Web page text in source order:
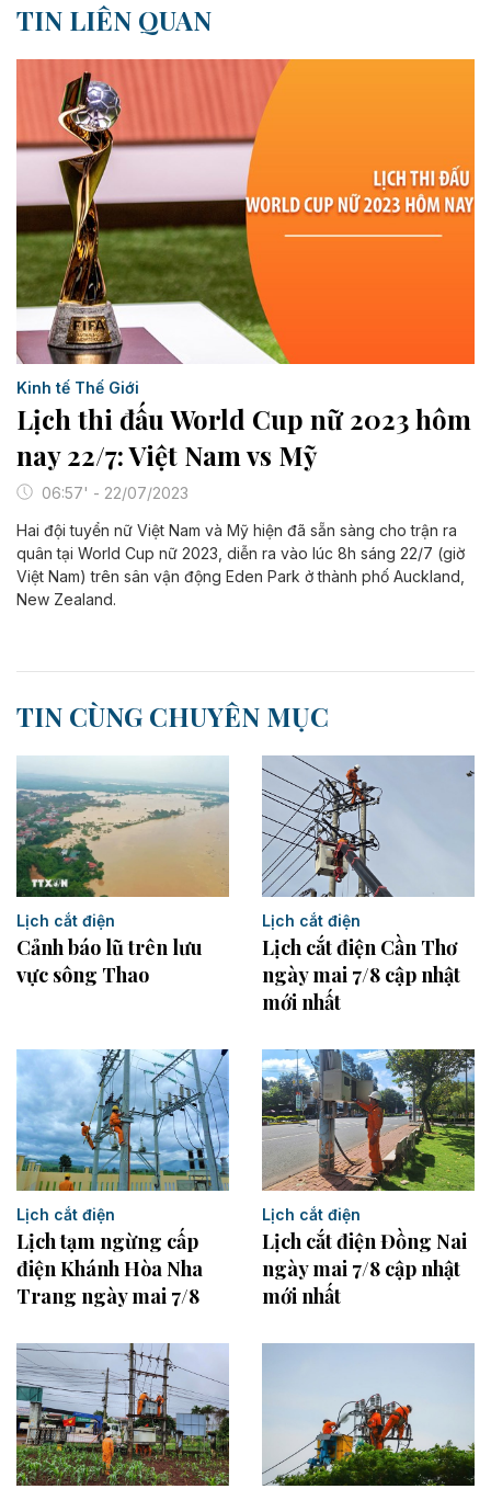
TIN LIÊN QUAN
Kinh tế Thế Giới
Lịch thi đấu World Cup nữ 2023 hôm
nay 22/7: Việt Nam vs Mỹ
06:57' - 22/07/2023
Hai đội tuyển nữ Việt Nam và Mỹ hiện đã sẵn sàng cho trận ra
quân tại World Cup nữ 2023, diễn ra vào lúc 8h sáng 22/7 (giờ
Việt Nam) trên sân vận động Eden Park ở thành phố Auckland,
New Zealand.
TIN CÙNG CHUYÊN MỤC
Lịch cắt điện
Cảnh báo lũ trên lưu
vực sông Thao
Lịch cắt điện
Lịch cắt điện Cần Thơ
ngày mai 7/8 cập nhật
mới nhất
Lịch cắt điện
Lịch tạm ngừng cấp
điện Khánh Hòa Nha
Trang ngày mai 7/8
Lịch cắt điện
Lịch cắt điện Đồng Nai
ngày mai 7/8 cập nhật
mới nhất